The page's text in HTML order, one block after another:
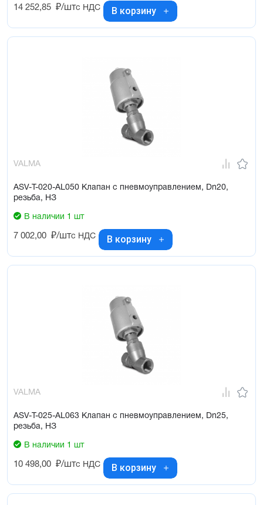
14 252,85 ₽/штс НДС В корзину
VALMA
ASV-T-020-AL050 Клапан с пневмоуправлением, Dn20,
резьба, НЗ
В наличии 1 шт
7 002,00 ₽/штс НДС В корзину
VALMA
ASV-T-025-AL063 Клапан с пневмоуправлением, Dn25,
резьба, НЗ
В наличии 1 шт
10 498,00 ₽/штс НДС В корзину